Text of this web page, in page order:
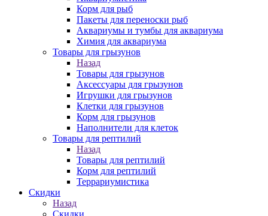
Корм для рыб
Пакеты для переноски рыб
Аквариумы и тумбы для аквариума
Химия для аквариума
Товары для грызунов
Назад
Товары для грызунов
Аксессуары для грызунов
Игрушки для грызунов
Клетки для грызунов
Корм для грызунов
Наполнители для клеток
Товары для рептилий
Назад
Товары для рептилий
Корм для рептилий
Террариумистика
Скидки
Назад
Скидки